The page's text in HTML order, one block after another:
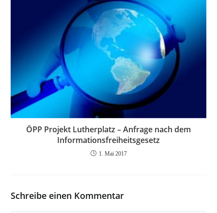
ÖPP Projekt Lutherplatz – Anfrage nach dem
Informationsfreiheitsgesetz
1. Mai 2017
Schreibe einen Kommentar